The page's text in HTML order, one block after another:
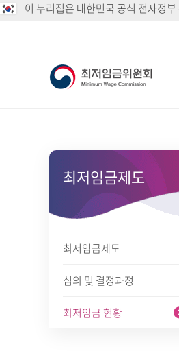
이 누리집은 대한민국 공식 전자정
최저임금제도
최저임금제도
심의 및 결정과정
최저임금 현황